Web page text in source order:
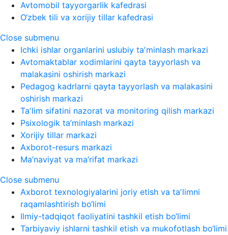
Avtomobil tayyorgarlik kafedrasi
O‘zbek tili va xorijiy tillar kafedrasi
Close submenu
Ichki ishlar organlarini uslubiy taʼminlash markazi
Avtomaktablar xodimlarini qayta tayyorlash va
malakasini oshirish markazi
Pedagog kadrlarni qayta tayyorlash va malakasini
oshirish markazi
Taʼlim sifatini nazorat va monitoring qilish markazi
Psixologik ta’minlash markazi
Xorijiy tillar markazi
Axborot-resurs markazi
Ma’naviyat va ma’rifat markazi
Close submenu
Axborot texnologiyalarini joriy etish va taʼlimni
raqamlashtirish bo‘limi
Ilmiy-tadqiqot faoliyatini tashkil etish bo‘limi
Tarbiyaviy ishlarni tashkil etish va mukofotlash bo‘limi